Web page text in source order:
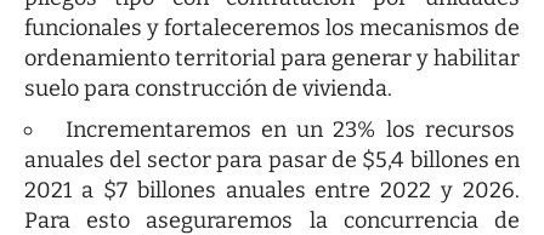
funcionales y fortaleceremos los mecanismos de
ordenamiento territorial para generar y habilitar
suelo para construcción de vivienda.
Incrementaremos en un 23% los recursos
anuales del sector para pasar de $5,4 billones en
2021 a $7 billones anuales entre 2022 y 2026.
Para esto aseguraremos la concurrencia de